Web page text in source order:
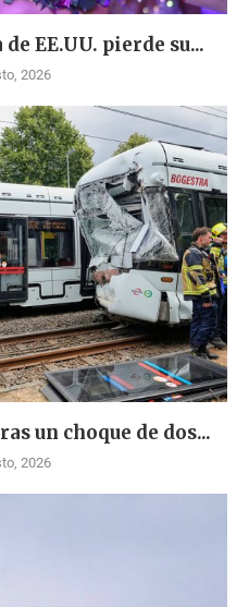
EE.UU. pierde su...
2026
un choque de dos...
2026